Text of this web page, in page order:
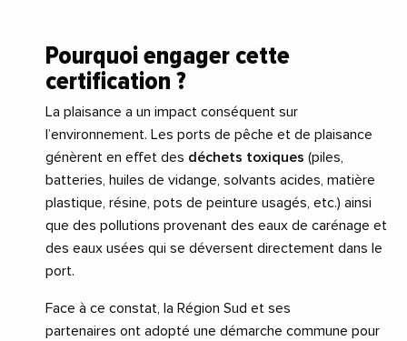
Pourquoi engager cette
certification ?
La plaisance a un impact conséquent sur
l’environnement. Les ports de pêche et de plaisance
génèrent en effet des déchets toxiques (piles,
batteries, huiles de vidange, solvants acides, matière
plastique, résine, pots de peinture usagés, etc.) ainsi
que des pollutions provenant des eaux de carénage et
des eaux usées qui se déversent directement dans le
port.
Face à ce constat, la Région Sud et ses
partenaires ont adopté une démarche commune pour